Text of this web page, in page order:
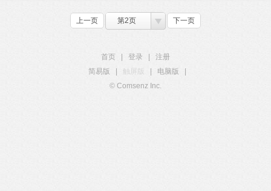
上一页 第2页 下一页
首页 登录
注册
简易版
触屏版 电脑版
© Comsenz Inc.